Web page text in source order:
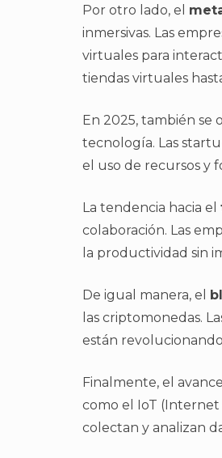
Por otro lado, el
inmersivas. Las
virtuales para
tiendas virtuales
En 2025, también se
tecnología. Las
el uso de recursos y
La tendencia hacia el
colaboración. Las
la productividad sin
De igual manera, el
las criptomonedas.
están
Finalmente, el
como el IoT (Internet
colectan y analizan